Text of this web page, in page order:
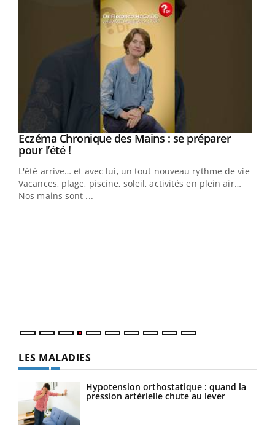
Youtube
Eczéma Chronique des Mains : se préparer
pour l’été !Youtube
L'été arrive… et avec lui, un tout nouveau rythme de vie !
Vacances, plage, piscine, soleil, activités en plein air…
Nos mains sont ...
LES MALADIES
Hypotension orthostatique : quand la
pression artérielle chute au lever